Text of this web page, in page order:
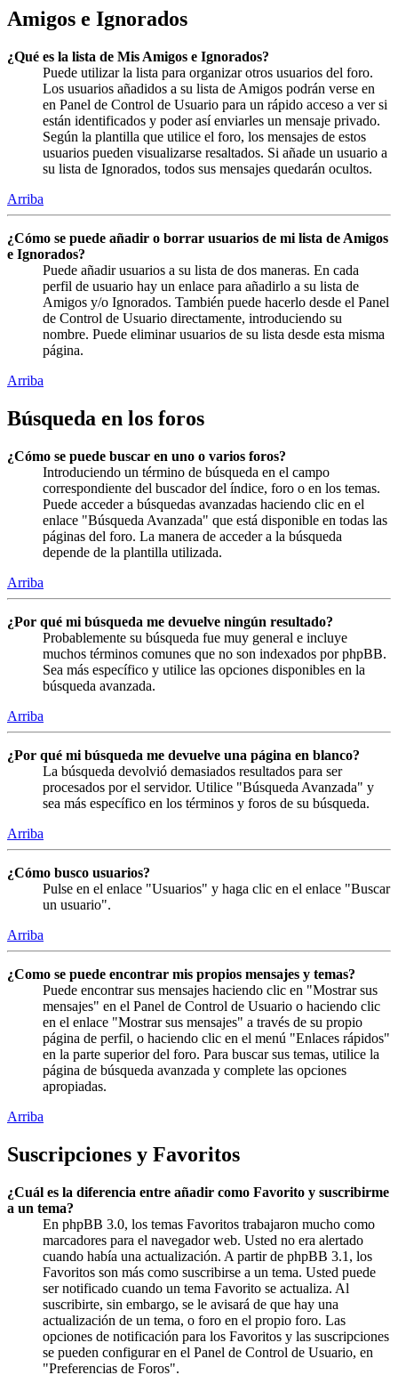
Amigos e Ignorados
¿Qué es la lista de Mis Amigos e Ignorados?
Puede utilizar la lista para organizar otros usuarios del foro.
Los usuarios añadidos a su lista de Amigos podrán verse en
en Panel de Control de Usuario para un rápido acceso a ver si
están identificados y poder así enviarles un mensaje privado.
Según la plantilla que utilice el foro, los mensajes de estos
usuarios pueden visualizarse resaltados. Si añade un usuario a
su lista de Ignorados, todos sus mensajes quedarán ocultos.
Arriba
¿Cómo se puede añadir o borrar usuarios de mi lista de Amigos
e Ignorados?
Puede añadir usuarios a su lista de dos maneras. En cada
perfil de usuario hay un enlace para añadirlo a su lista de
Amigos y/o Ignorados. También puede hacerlo desde el Panel
de Control de Usuario directamente, introduciendo su
nombre. Puede eliminar usuarios de su lista desde esta misma
página.
Arriba
Búsqueda en los foros
¿Cómo se puede buscar en uno o varios foros?
Introduciendo un término de búsqueda en el campo
correspondiente del buscador del índice, foro o en los temas.
Puede acceder a búsquedas avanzadas haciendo clic en el
enlace "Búsqueda Avanzada" que está disponible en todas las
páginas del foro. La manera de acceder a la búsqueda
depende de la plantilla utilizada.
Arriba
¿Por qué mi búsqueda me devuelve ningún resultado?
Probablemente su búsqueda fue muy general e incluye
muchos términos comunes que no son indexados por phpBB.
Sea más específico y utilice las opciones disponibles en la
búsqueda avanzada.
Arriba
¿Por qué mi búsqueda me devuelve una página en blanco?
La búsqueda devolvió demasiados resultados para ser
procesados por el servidor. Utilice "Búsqueda Avanzada" y
sea más específico en los términos y foros de su búsqueda.
Arriba
¿Cómo busco usuarios?
Pulse en el enlace "Usuarios" y haga clic en el enlace "Buscar
un usuario".
Arriba
¿Como se puede encontrar mis propios mensajes y temas?
Puede encontrar sus mensajes haciendo clic en "Mostrar sus
mensajes" en el Panel de Control de Usuario o haciendo clic
en el enlace "Mostrar sus mensajes" a través de su propio
página de perfil, o haciendo clic en el menú "Enlaces rápidos"
en la parte superior del foro. Para buscar sus temas, utilice la
página de búsqueda avanzada y complete las opciones
apropiadas.
Arriba
Suscripciones y Favoritos
¿Cuál es la diferencia entre añadir como Favorito y suscribirme
a un tema?
En phpBB 3.0, los temas Favoritos trabajaron mucho como
marcadores para el navegador web. Usted no era alertado
cuando había una actualización. A partir de phpBB 3.1, los
Favoritos son más como suscribirse a un tema. Usted puede
ser notificado cuando un tema Favorito se actualiza. Al
suscribirte, sin embargo, se le avisará de que hay una
actualización de un tema, o foro en el propio foro. Las
opciones de notificación para los Favoritos y las suscripciones
se pueden configurar en el Panel de Control de Usuario, en
"Preferencias de Foros".